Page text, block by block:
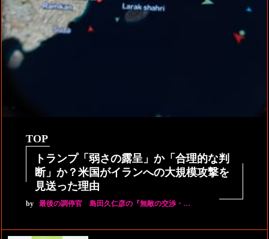
TOP
トランプ「弱さの露呈」か「合理的な判
断」か？米国がイランへの大規模攻撃を
見送った理由
by 最後の調停官 島田久仁彦の『無敵の交渉・…